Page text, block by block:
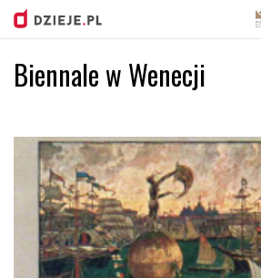
Przejdź
do
Biennale w Wenecji